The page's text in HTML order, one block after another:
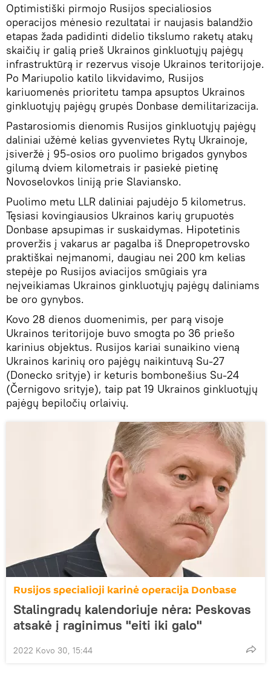
Optimistiški pirmojo Rusijos specialiosios
operacijos mėnesio rezultatai ir naujasis balandžio
etapas žada padidinti didelio tikslumo raketų atakų
skaičių ir galią prieš Ukrainos ginkluotųjų pajėgų
infrastruktūrą ir rezervus visoje Ukrainos teritorijoje.
Po Mariupolio katilo likvidavimo, Rusijos
kariuomenės prioritetu tampa apsuptos Ukrainos
ginkluotųjų pajėgų grupės Donbase demilitarizacija.
Pastarosiomis dienomis Rusijos ginkluotųjų pajėgų
daliniai užėmė kelias gyvenvietes Rytų Ukrainoje,
įsiveržė į 95-osios oro puolimo brigados gynybos
gilumą dviem kilometrais ir pasiekė pietinę
Novoselovkos liniją prie Slaviansko.
Puolimo metu LLR daliniai pajudėjo 5 kilometrus.
Tęsiasi kovingiausios Ukrainos karių grupuotės
Donbase apsupimas ir suskaidymas. Hipotetinis
proveržis į vakarus ar pagalba iš Dnepropetrovsko
praktiškai neįmanomi, daugiau nei 200 km kelias
stepėje po Rusijos aviacijos smūgiais yra
neįveikiamas Ukrainos ginkluotųjų pajėgų daliniams
be oro gynybos.
Kovo 28 dienos duomenimis, per parą visoje
Ukrainos teritorijoje buvo smogta po 36 priešo
karinius objektus. Rusijos kariai sunaikino vieną
Ukrainos karinių oro pajėgų naikintuvą Su-27
(Donecko srityje) ir keturis bombonešius Su-24
(Černigovo srityje), taip pat 19 Ukrainos ginkluotųjų
pajėgų bepiločių orlaivių.
Rusijos specialioji karinė operacija Donbase
Stalingradų kalendoriuje nėra: Peskovas
atsakė į raginimus "eiti iki galo"
2022 Kovo 30, 15:44